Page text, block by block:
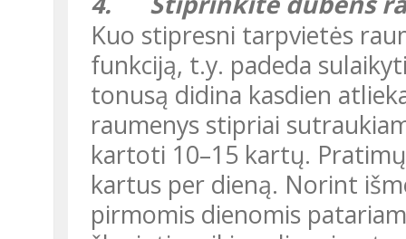
Kuo stipresni tarpvietės raumenys, tuo geriau jie atlieka savo
funkciją, t.y. padeda
tonusą didina kasdien
raumenys stipriai
kartoti 10–15 kartų.
kartus per dieną. Norint
pirmomis dienomis